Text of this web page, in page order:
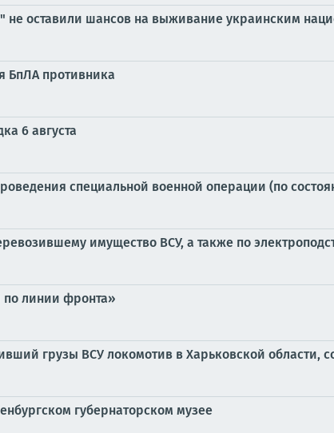
не оставили шансов на выживание украинским
БпЛА противника
6 августа
специальной военной операции (по
имущество ВСУ, а также по
по линии фронта»
грузы ВСУ локомотив в Харьковской области,
губернаторском музее